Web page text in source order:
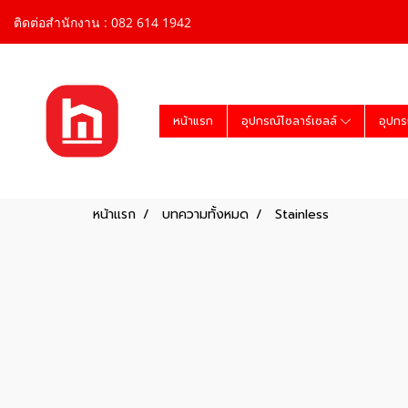
ติดต่อสำนักงาน : 082 614 1942
หน้าแรก อุปกรณ์โซลาร์เซลล์ อุปก
หน้าแรก บทความทั้งหมด Stainless